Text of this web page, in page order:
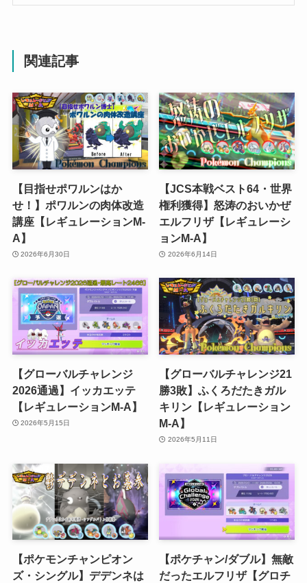
関連記事
【目指せポワルンはか
せ！】ポワルンの肉体改造
講座【レギュレーションM-
A】
2026年6月30日
【JCS本戦ベスト64・世界
権利獲得】怒涛のおいかぜ
エルフリザ【レギュレーシ
ョンM-A】
2026年6月14日
【グローバルチャレンジ
2026通過】イッカエッテ
【レギュレーションM-A】
2026年5月15日
【グローバルチャレンジ21
勝3敗】ふくろだたきガル
キリン【レギュレーション
M-A】
2026年5月11日
【ポケモンチャンピオン
ズ・シングル】デデンネは
【ポケチャン/ダブル】無敵
だったエルフリザ【グロチ